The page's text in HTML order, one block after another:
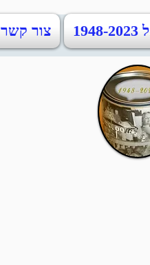
צור קשר